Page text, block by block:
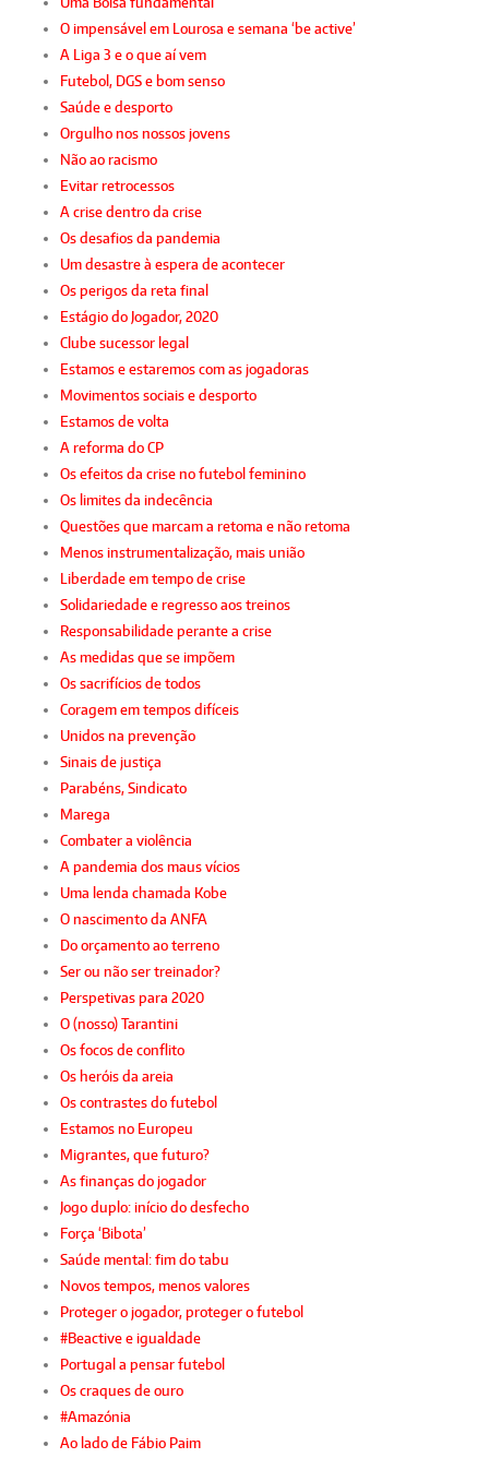
O impensável em Lourosa e semana ‘be active’
A Liga 3 e o que aí vem
Futebol, DGS e bom senso
Saúde e desporto
Orgulho nos nossos jovens
Não ao racismo
Evitar retrocessos
A crise dentro da crise
Os desafios da pandemia
Um desastre à espera de acontecer
Os perigos da reta final
Estágio do Jogador, 2020
Clube sucessor legal
Estamos e estaremos com as jogadoras
Movimentos sociais e desporto
Estamos de volta
A reforma do CP
Os efeitos da crise no futebol feminino
Os limites da indecência
Questões que marcam a retoma e não retoma
Menos instrumentalização, mais união
Liberdade em tempo de crise
Solidariedade e regresso aos treinos
Responsabilidade perante a crise
As medidas que se impõem
Os sacrifícios de todos
Coragem em tempos difíceis
Unidos na prevenção
Sinais de justiça
Parabéns, Sindicato
Marega
Combater a violência
A pandemia dos maus vícios
Uma lenda chamada Kobe
O nascimento da ANFA
Do orçamento ao terreno
Ser ou não ser treinador?
Perspetivas para 2020
O (nosso) Tarantini
Os focos de conflito
Os heróis da areia
Os contrastes do futebol
Estamos no Europeu
Migrantes, que futuro?
As finanças do jogador
Jogo duplo: início do desfecho
Força ‘Bibota’
Saúde mental: fim do tabu
Novos tempos, menos valores
Proteger o jogador, proteger o futebol
#Beactive e igualdade
Portugal a pensar futebol
Os craques de ouro
#Amazónia
Ao lado de Fábio Paim